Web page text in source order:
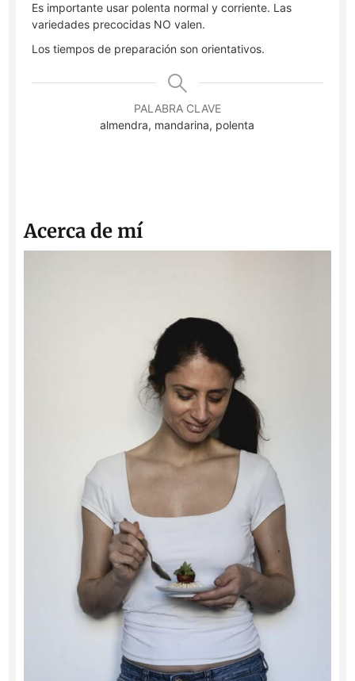
Es importante usar polenta normal y corriente. Las
variedades precocidas NO valen.
Los tiempos de preparación son orientativos.
PALABRA CLAVE
almendra, mandarina, polenta
Acerca de mí